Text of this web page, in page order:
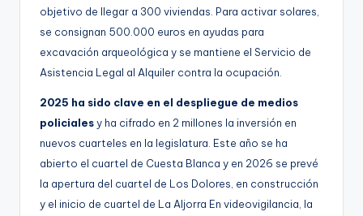
objetivo de llegar a 300 viviendas. Para activar solares,
se consignan 500.000 euros en ayudas para
excavación arqueológica y se mantiene el Servicio de
Asistencia Legal al Alquiler contra la ocupación.
2025 ha sido clave en el despliegue de medios
policialesy ha cifrado en 2 millones la inversión en
nuevos cuarteles en la legislatura. Este año se ha
abierto el cuartel de Cuesta Blanca y en 2026 se prevé
la apertura del cuartel de Los Dolores, en construcción
y el inicio de cuartel de La Aljorra En videovigilancia, la